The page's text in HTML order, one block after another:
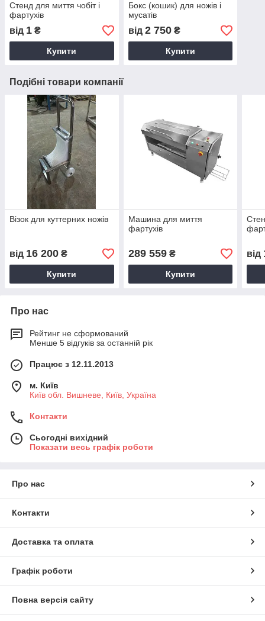
Стенд для миття чобіт і
фартухів
від 1 ₴
Купити
Бокс (кошик) для ножів і
мусатів
від 2 750₴
Купити
Подібні товари компанії
Візок для куттерних ножів
від 16 200 ₴
Купити
Машина для миття
фартухів
289 559₴
Купити
від
Про нас
Рейтинг не сформований
Менше 5 відгуків за останній рік
Працює з 12.11.2013
м. Київ
Київ обл. Вишневе, Київ, Україна
Контакти
Сьогодні вихідний
Показати весь графік роботи
Про нас
Контакти
Доставка та оплата
Графік роботи
Повна версія сайту